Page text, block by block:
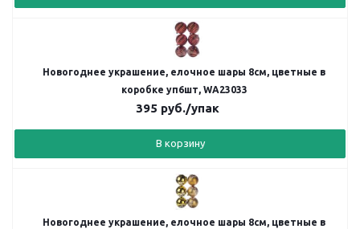
Новогоднее украшение, елочное шары 8см, цветные в
коробке уп6шт, WA23033
395 руб./упак
В корзину
Новогоднее украшение, елочное шары 8см, цветные в